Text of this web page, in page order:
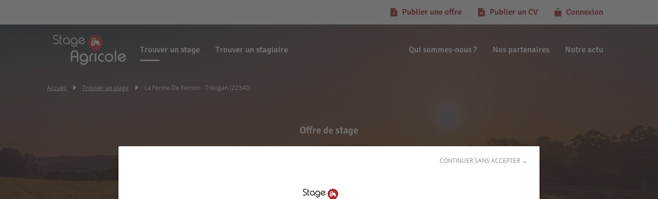
CONTINUER SANS ACCEPTER →
Trouver un stage Trouver un stagiaire Qui sommes-nous ? Nos partenaires Notre actu
Publier une offre Publier un CV Connexion
Accueil Trouver un stage La Ferme De Kernon - Tréogan (22340)
Offre de stage
La Ferme De Kernon - Tréogan (22340)
Signaler l'offre